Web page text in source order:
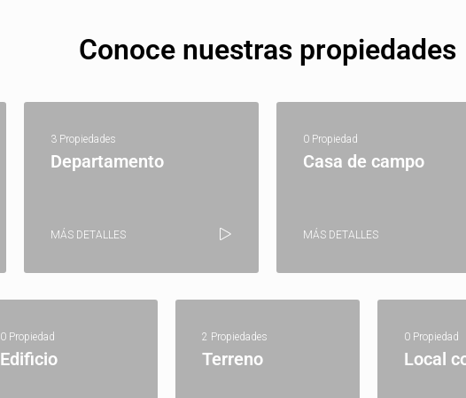
Conoce nuestras propiedades
3 Propiedades
Departamento
MÁS DETALLES
0 Propiedad
Casa de campo
MÁS DETALLES
0 Propiedad
Edificio
2 Propiedades
Terreno
0 Propiedad
Local